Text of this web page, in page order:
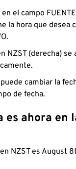
en el campo
la hora que desea
NZST (derecha) se
cambiar la
de fecha.
es ahora en
NZST es August